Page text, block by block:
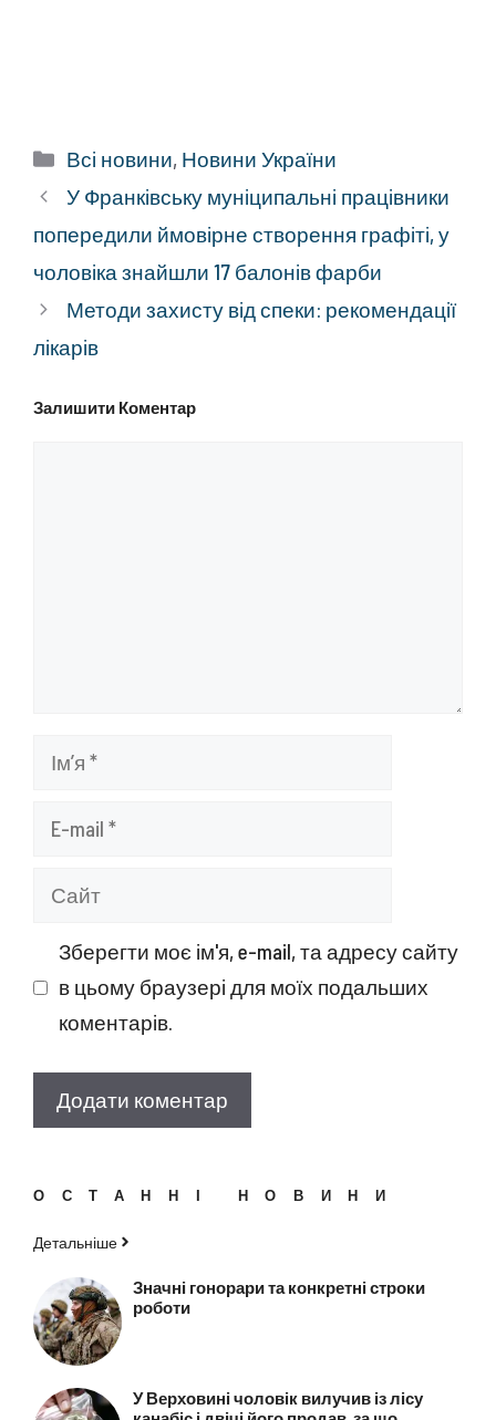
Категорії
Всі новини, Новини України
У Франківську муніципальні працівники
попередили ймовірне створення графіті, у
чоловіка знайшли 17 балонів фарби
Методи захисту від спеки: рекомендації
лікарів
Залишити Коментар
Ім’я
Сайт
Зберегти моє ім'я, e-mail, та адресу сайту
в цьому браузері для моїх подальших
коментарів.
ОСТАННІ НОВИНИ
Детальніше
Значні гонорари та конкретні строки
роботи
У Верховині чоловік вилучив із лісу